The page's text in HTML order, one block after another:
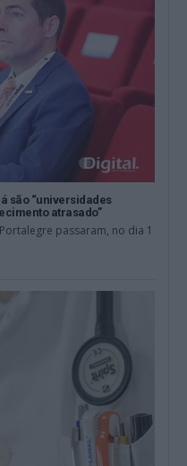
são “universidades
atrasado”
passaram, no dia 1